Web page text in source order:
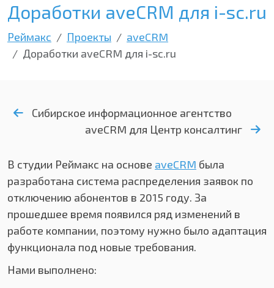
Доработки aveCRM для i-sc.ru
Реймакс Проекты
aveCRM
Доработки aveCRM для i-sc.ru
Сибирское информационное агентство
aveCRM для Центр консалтинг
В студии Реймакс на основе aveCRM была
разработана система распределения заявок по
отключению абонентов в 2015 году. За
прошедшее время появился ряд изменений в
работе компании, поэтому нужно было адаптация
функционала под новые требования.
Нами выполнено: